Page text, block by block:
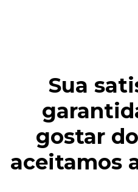
Sua
gostar
aceitamos